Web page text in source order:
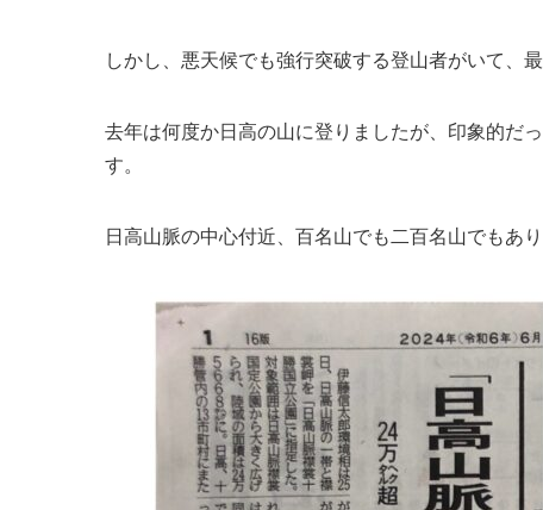
しかし、悪天候でも強行突破する登山者がいて、
去年は何度か日高の山に登りましたが、印象的だ
す。
日高山脈の中心付近、百名山でも二百名山でもあ